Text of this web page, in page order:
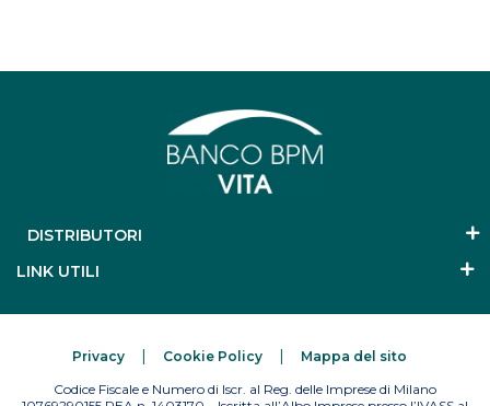
DISTRIBUTORI
LINK UTILI
Codice Fiscale e Numero di Iscr. al Reg. delle Imprese di Milano
Privacy Cookie Policy Mappa del sito